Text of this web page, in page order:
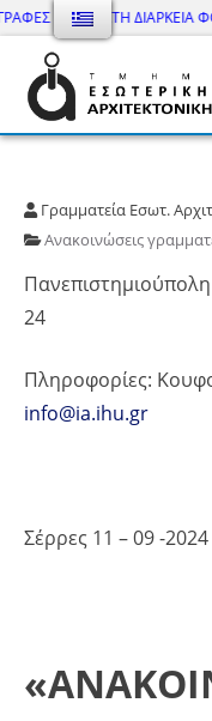
- ΑΝΩΤΑΤΗ ΔΙΑΡΚΕΙΑ
Τμήμα Εσωτ.
Γραμματεία Εσωτ.
Ανακοινώσεις
24
Πληροφορίες:
info@ia.ihu.gr
Σέρρες 11 – 09 -2024